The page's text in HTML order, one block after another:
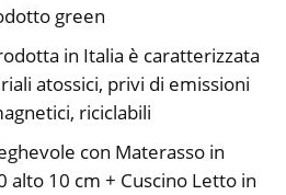
green
in Italia è caratterizzata
atossici, privi di emissioni
riciclabili
con Materasso in
10 cm + Cuscino Letto in